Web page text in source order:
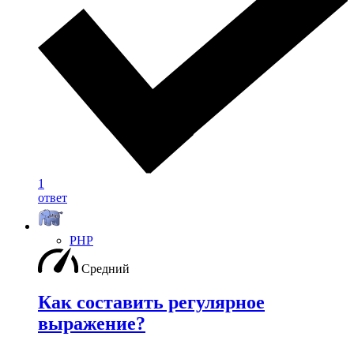
1
ответ
PHP
Средний
Как составить регулярное
выражение?